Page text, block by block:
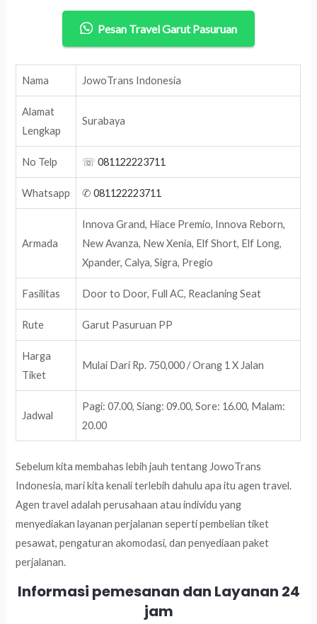
Pesan Travel Garut Pasuruan
Nama JowoTrans Indonesia
Alamat
Lengkap
Surabaya
No Telp ☏081122223711
Whatsapp ✆081122223711
Armada
Innova Grand, Hiace Premio, Innova Reborn,
New Avanza, New Xenia, Elf Short, Elf Long,
Xpander, Calya, Sigra, Pregio
Fasilitas Door to Door, Full AC, Reaclaning Seat
Rute Garut Pasuruan PP
Harga
Tiket
Mulai Dari Rp. 750,000 / Orang 1 X Jalan
Jadwal
Pagi: 07.00, Siang: 09.00, Sore: 16.00, Malam:
20.00
Sebelum kita membahas lebih jauh tentang JowoTrans
Indonesia, mari kita kenali terlebih dahulu apa itu agen travel.
Agen travel adalah perusahaan atau individu yang
menyediakan layanan perjalanan seperti pembelian tiket
pesawat, pengaturan akomodasi, dan penyediaan paket
perjalanan.
Informasi pemesanan dan Layanan 24
jam